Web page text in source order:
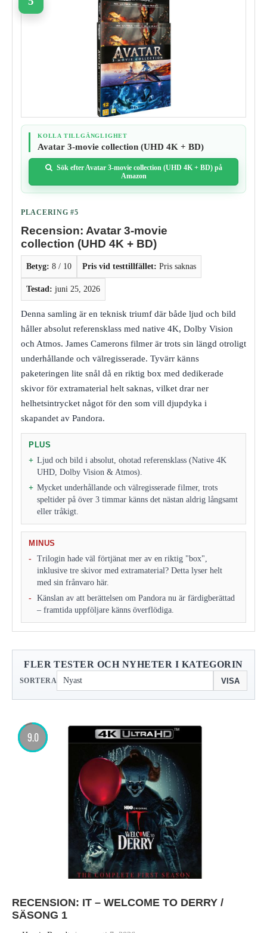
KOLLA TILLGÄNGLIGHET
Avatar 3-movie collection (UHD 4K + BD)
Sök efter Avatar 3-movie collection (UHD 4K + BD) på
Amazon
PLACERING #5
Recension: Avatar 3-movie
collection (UHD 4K + BD)
Betyg: 8 / 10 Pris vid testtillfället: Pris saknas
Testad: juni 25, 2026
Denna samling är en teknisk triumf där både ljud och bild
håller absolut referensklass med native 4K, Dolby Vision
och Atmos. James Camerons filmer är trots sin längd otroligt
underhållande och välregisserade. Tyvärr känns
paketeringen lite snål då en riktig box med dedikerade
skivor för extramaterial helt saknas, vilket drar ner
helhetsintrycket något för den som vill djupdyka i
skapandet av Pandora.
PLUS
Ljud och bild i absolut, ohotad referensklass (Native 4K
UHD, Dolby Vision & Atmos).
Mycket underhållande och välregisserade filmer, trots
speltider på över 3 timmar känns det nästan aldrig långsamt
eller tråkigt.
MINUS
Trilogin hade väl förtjänat mer av en riktig "box",
inklusive tre skivor med extramaterial? Detta lyser helt
med sin frånvaro här.
Känslan av att berättelsen om Pandora nu är färdigberättad
– framtida uppföljare känns överflödiga.
FLER TESTER OCH NYHETER I KATEGORIN
SORTERA VISA
9.0
RECENSION: IT – WELCOME TO DERRY /
SÄSONG 1